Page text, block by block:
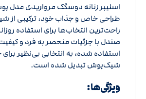
اسلیپر زنانه دوسگک مرواریدی مدل
طراحی خاص و جذاب خود، ترکیبی از
راحت‌ترین انتخاب‌ها برای استفاده
صندل با جزئیات منحصر به فرد و کیفیت
استفاده شده، به انتخابی بی‌نظیر
شیک‌پوش تبدیل شده است.
ویژگی‌ها: